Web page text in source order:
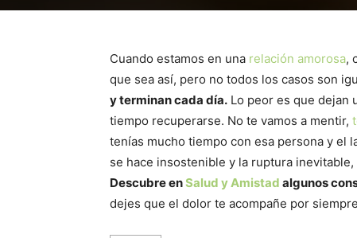
Cuando estamos en una relación amorosa,
que sea así, pero no todos los casos son
y terminan cada día. Lo peor es que dejan
tiempo recuperarse. No te vamos a mentir,
tenías mucho tiempo con esa persona y el
se hace insostenible y la ruptura
Descubre enSalud y Amistad algunos
dejes que el dolor te acompañe por